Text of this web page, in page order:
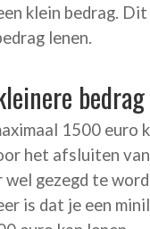
klein bedrag.
lenen.
1500 euro
het afsluiten
gezegd te
is dat je een